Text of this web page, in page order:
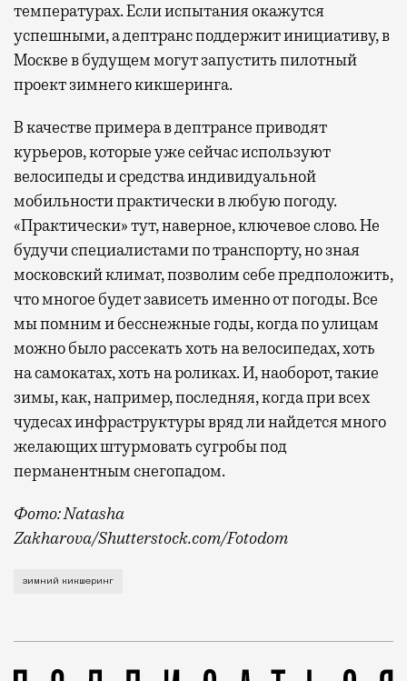
температурах. Если испытания окажутся
успешными, а дептранс поддержит инициативу, в
Москве в будущем могут запустить пилотный
проект зимнего кикшеринга.
В качестве примера в дептрансе приводят
курьеров, которые уже сейчас используют
велосипеды и средства индивидуальной
мобильности практически в любую погоду.
«Практически» тут, наверное, ключевое слово. Не
будучи специалистами по транспорту, но зная
московский климат, позволим себе предположить,
что многое будет зависеть именно от погоды. Все
мы помним и бесснежные годы, когда по улицам
можно было рассекать хоть на велосипедах, хоть
на самокатах, хоть на роликах. И, наоборот, такие
зимы, как, например, последняя, когда при всех
чудесах инфраструктуры вряд ли найдется много
желающих штурмовать сугробы под
перманентным снегопадом.
Фото: Natasha
Zakharova/Shutterstock.com/Fotodom
Об этом рассказал на Международном
зимний кикшеринг